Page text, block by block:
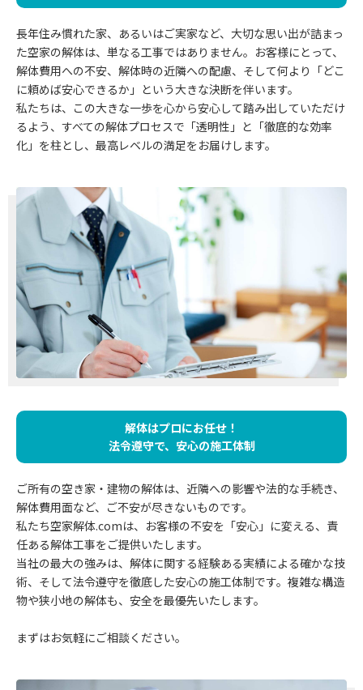
長年住み慣れた家、あるいはご実家など、大切な思い出が詰まっ
た空家の解体は、単なる工事ではありません。お客様にとって、
解体費用への不安、解体時の近隣への配慮、そして何より「どこ
に頼めば安心できるか」という大きな決断を伴います。
私たちは、この大きな一歩を心から安心して踏み出していただけ
るよう、すべての解体プロセスで「透明性」と「徹底的な効率
化」を柱とし、最高レベルの満足をお届けします。
解体はプロにお任せ！
法令遵守で、安心の施工体制
ご所有の空き家・建物の解体は、近隣への影響や法的な手続き、
解体費用面など、ご不安が尽きないものです。
私たち空家解体.comは、お客様の不安を「安心」に変える、責
任ある解体工事をご提供いたします。
当社の最大の強みは、解体に関する経験ある実績による確かな技
術、そして法令遵守を徹底した安心の施工体制です。複雑な構造
物や狭小地の解体も、安全を最優先いたします。
まずはお気軽にご相談ください。